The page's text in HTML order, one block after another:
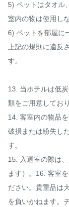
5) ペットはタオル
室内の物は使用し
6) ペットを部屋に
上記の規則に違反
す。
13. 当ホテルは低
類をご用意してお
14. 客室内の物品
破損または紛失し
す。
15. 入退室の際は
ます）。16. 客室
ださい。貴重品は
を負いかねます。